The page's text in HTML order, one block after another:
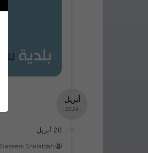
أبريل
- 2024 -
20 أبريل
Naseem Shalaldah